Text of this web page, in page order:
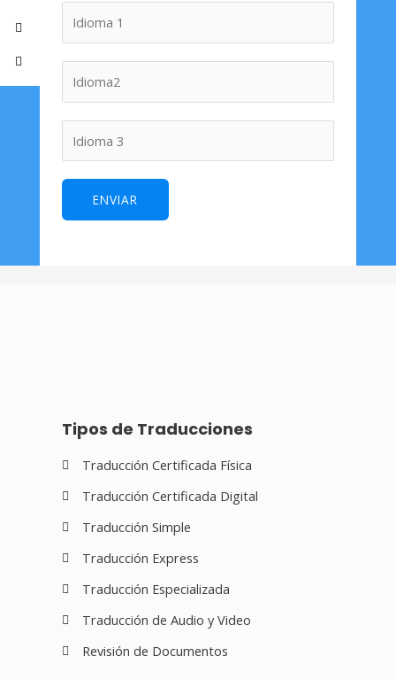
ENVIAR
Tipos de Traducciones
Traducción Certificada Física
Traducción Certificada Digital
Traducción Simple
Traducción Express
Traducción Especializada
Traducción de Audio y Video
Revisión de Documentos